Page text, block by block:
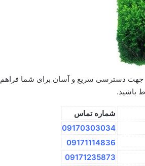
دسترسی سریع و آسان برای شما فراهم
باشید.
شماره تماس
09170303034
09171114836
09171235873